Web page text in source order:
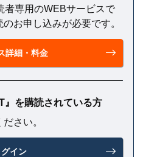
者専用のWEBサービスで
お申し込みが必要です。
詳細・料金
』を購読されている方
さい。
グイン